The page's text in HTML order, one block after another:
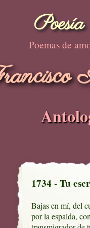
Poemas de
1734 - Tu
Bajas en mí, del
por la espalda,